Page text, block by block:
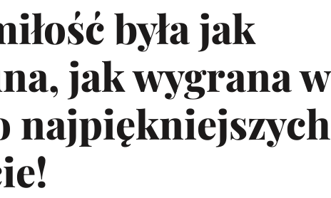
była jak
jak wygrana w
najpiękniejszych